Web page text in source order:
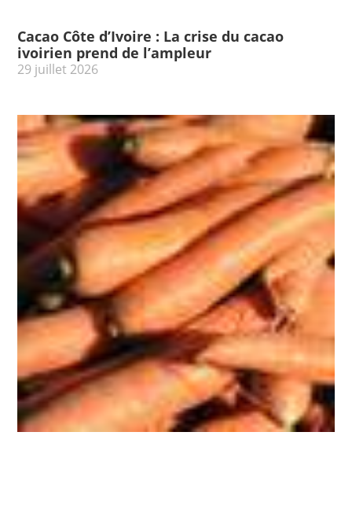
Cacao Côte d’Ivoire : La crise du cacao
ivoirien prend de l’ampleur
29 juillet 2026